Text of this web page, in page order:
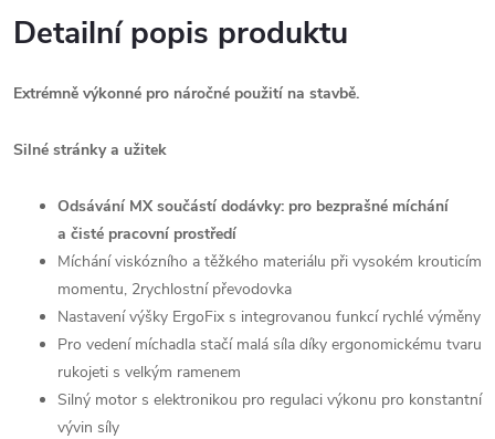
Detailní popis produktu
Extrémně výkonné pro náročné použití na stavbě.
Silné stránky a užitek
Odsávání MX součástí dodávky: pro bezprašné míchání
a čisté pracovní prostředí
Míchání viskózního a těžkého materiálu při vysokém krouticím
momentu, 2rychlostní převodovka
Nastavení výšky ErgoFix s integrovanou funkcí rychlé výměny
Pro vedení míchadla stačí malá síla díky ergonomickému tvaru
rukojeti s velkým ramenem
Silný motor s elektronikou pro regulaci výkonu pro konstantní
vývin síly